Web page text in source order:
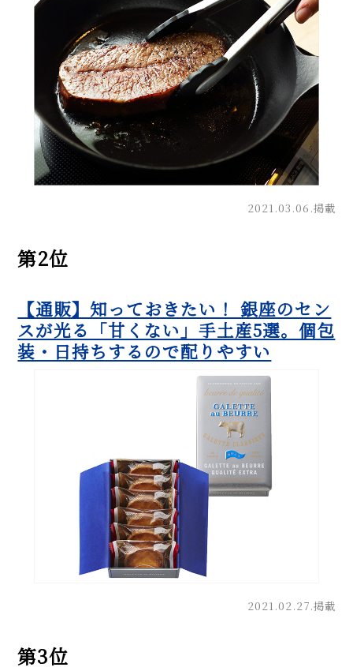
2021.03.06.掲載
第2位
【通販】知っておきたい！ 銀座のセン
スが光る「甘くない」手土産5選。個包
装・日持ちするので配りやすい
2021.02.27.掲載
第3位